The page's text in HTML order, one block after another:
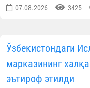
07.08.2026 3425
Ўзбекистондаги
марказининг
эътироф этилди